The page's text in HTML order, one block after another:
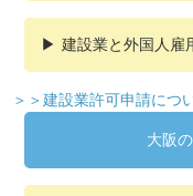
建設業と外国人雇
＞＞建設業許可申請につ
大阪